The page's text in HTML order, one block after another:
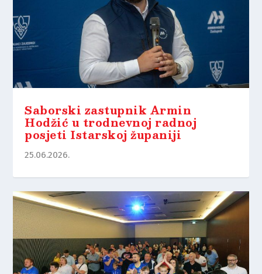
Saborski zastupnik Armin
Hodžić u trodnevnoj radnoj
posjeti Istarskoj županiji
25.06.2026.